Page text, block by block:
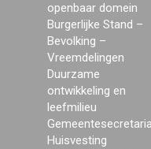
openbaar domein
Burgerlijke Stand –
Bevolking –
Vreemdelingen
Duurzame
ontwikkeling en
leefmilieu
Huisvesting